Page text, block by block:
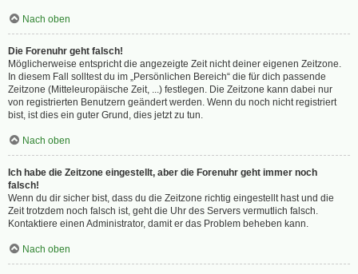
Nach oben
Die Forenuhr geht falsch!
Möglicherweise entspricht die angezeigte Zeit nicht deiner eigenen Zeitzone.
In diesem Fall solltest du im „Persönlichen Bereich“ die für dich passende
Zeitzone (Mitteleuropäische Zeit, ...) festlegen. Die Zeitzone kann dabei nur
von registrierten Benutzern geändert werden. Wenn du noch nicht registriert
bist, ist dies ein guter Grund, dies jetzt zu tun.
Nach oben
Ich habe die Zeitzone eingestellt, aber die Forenuhr geht immer noch
falsch!
Wenn du dir sicher bist, dass du die Zeitzone richtig eingestellt hast und die
Zeit trotzdem noch falsch ist, geht die Uhr des Servers vermutlich falsch.
Kontaktiere einen Administrator, damit er das Problem beheben kann.
Nach oben